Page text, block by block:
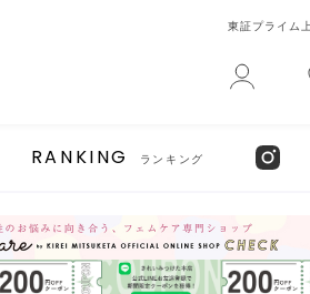
東証プライム
RANKING ランキング